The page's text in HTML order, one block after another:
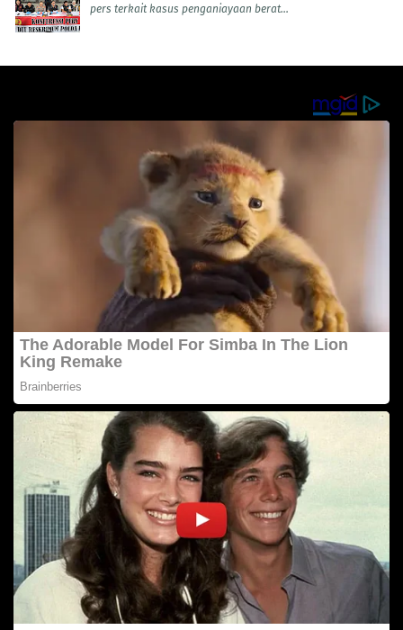
pers terkait kasus penganiayaan berat...